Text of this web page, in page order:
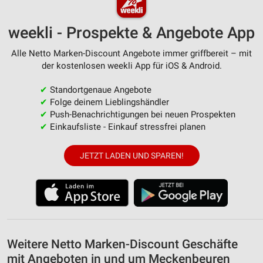
weekli - Prospekte & Angebote App
Alle Netto Marken-Discount Angebote immer griffbereit – mit
der kostenlosen weekli App für iOS & Android.
✔ Standortgenaue Angebote
✔ Folge deinem Lieblingshändler
✔ Push-Benachrichtigungen bei neuen Prospekten
✔ Einkaufsliste - Einkauf stressfrei planen
JETZT LADEN UND SPAREN!
Weitere Netto Marken-Discount Geschäfte
mit Angeboten in und um Meckenbeuren
Kombinationen von Daten aus verschiedenen
Entwicklung und Verbesserung der Angebote
Verwendung reduzierter Daten zur Auswahl von
IAB-Besonderheiten:
Verwendung genauer Standortdaten
Informationen identifizieren
Notwendig
Werbung